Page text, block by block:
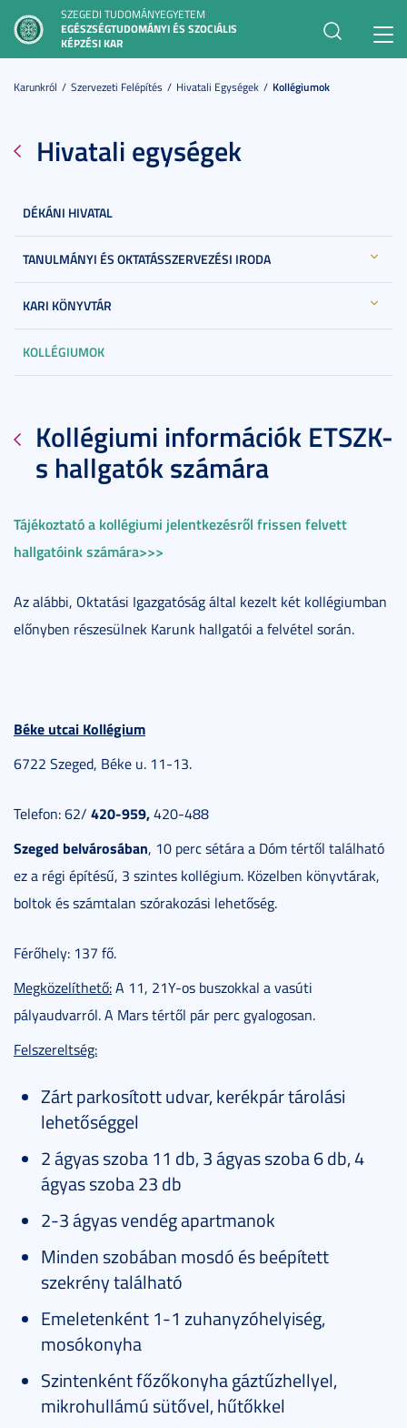
SZEGEDI TUDOMÁNYEGYETEM
EGÉSZSÉGTUDOMÁNYI ÉS SZOCIÁLIS
KÉPZÉSI KAR
Karunkról Szervezeti Felépítés Hivatali Egységek Kollégiumok
Hivatali egységek
DÉKÁNI HIVATAL
TANULMÁNYI ÉS OKTATÁSSZERVEZÉSI IRODA
KARI KÖNYVTÁR
KOLLÉGIUMOK
Kollégiumi információk ETSZK-
s hallgatók számára
Tájékoztató a kollégiumi jelentkezésről frissen felvett
hallgatóink számára>>>
Az alábbi, Oktatási Igazgatóság által kezelt két kollégiumban
előnyben részesülnek Karunk hallgatói a felvétel során.
Béke utcai Kollégium
6722 Szeged, Béke u. 11-13.
Telefon: 62/ 420-959,420-488
Szeged belvárosában, 10 perc sétára a Dóm tértől található
ez a régi építésű, 3 szintes kollégium. Közelben könyvtárak,
boltok és számtalan szórakozási lehetőség.
Férőhely: 137 fő.
Megközelíthető:A 11, 21Y-os buszokkal a vasúti
pályaudvarról. A Mars tértől pár perc gyalogosan.
Felszereltség:
Zárt parkosított udvar, kerékpár tárolási
lehetőséggel
2 ágyas szoba 11 db, 3 ágyas szoba 6 db, 4
ágyas szoba 23 db
2-3 ágyas vendég apartmanok
Minden szobában mosdó és beépített
szekrény található
Emeletenként 1-1 zuhanyzóhelyiség,
mosókonyha
Szintenként főzőkonyha gáztűzhellyel,
mikrohullámú sütővel, hűtőkkel